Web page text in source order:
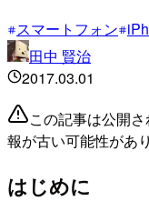
スマートフォン
田中 賢治
2017.03.01
この記事は公開
報が古い可能性があ
はじめに